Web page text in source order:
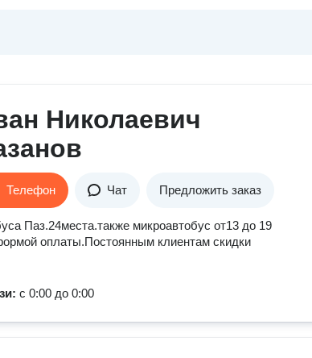
Николаевич
Телефон Чат Предложить заказ
Паз.24места.также микроавтобус от13 до 19
оплаты.Постоянным клиентам скидки
с 0:00 до 0:00